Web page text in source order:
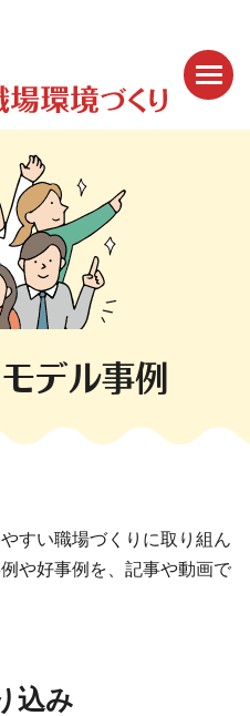
メニ
デル事例
すい職場づくりに取り組ん
や好事例を、記事や動画で
込み